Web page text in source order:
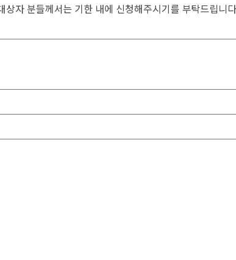
자 분들께서는 기한 내에 신청해주시기를 부탁드립니